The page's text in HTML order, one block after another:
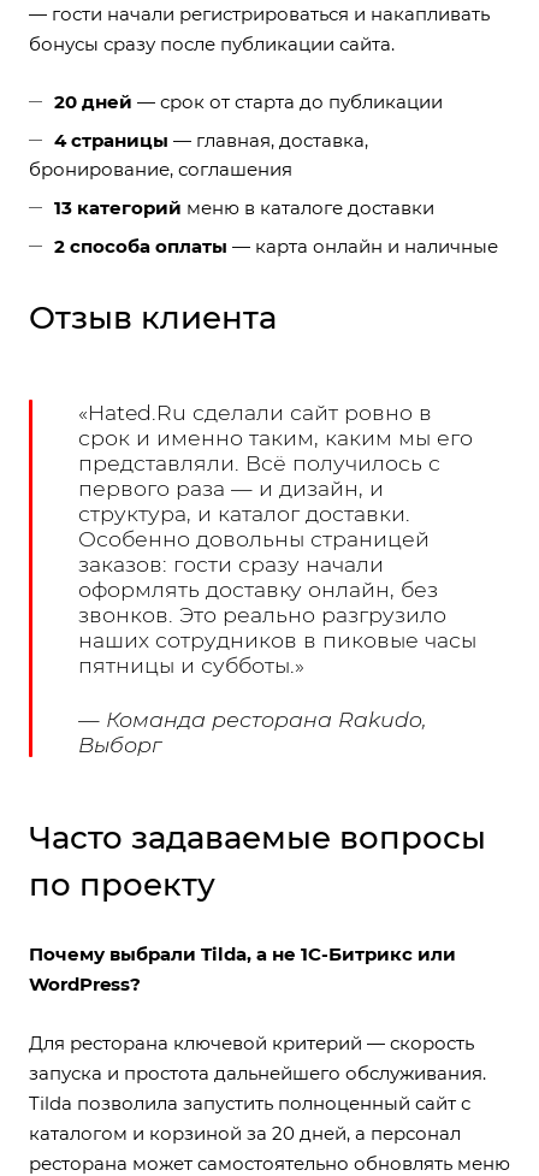
— гости начали регистрироваться и накапливать
бонусы сразу после публикации сайта.
20 дней — срок от старта до публикации
4 страницы — главная, доставка,
бронирование, соглашения
13 категорий меню в каталоге доставки
2 способа оплаты — карта онлайн и наличные
Отзыв клиента
«Hated.Ru сделали сайт ровно в
срок и именно таким, каким мы его
представляли. Всё получилось с
первого раза — и дизайн, и
структура, и каталог доставки.
Особенно довольны страницей
заказов: гости сразу начали
оформлять доставку онлайн, без
звонков. Это реально разгрузило
наших сотрудников в пиковые часы
пятницы и субботы.»
— Команда ресторана Rakudo,
Выборг
Часто задаваемые вопросы
по проекту
Почему выбрали Tilda, а не 1С-Битрикс или
WordPress?
Для ресторана ключевой критерий — скорость
запуска и простота дальнейшего обслуживания.
Tilda позволила запустить полноценный сайт с
каталогом и корзиной за 20 дней, а персонал
ресторана может самостоятельно обновлять меню